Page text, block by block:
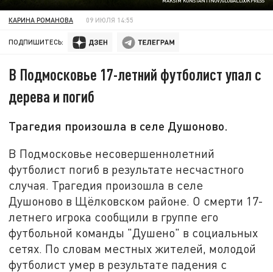
КАРИНА РОМАНОВА 09 ИЮЛЯ 14:55
ПОДПИШИТЕСЬ:
В Подмосковье 17-летний футболист упал с
дерева и погиб
Трагедия произошла в селе Душоново.
В Подмосковье несовершеннолетний
футболист погиб в результате несчастного
случая. Трагедия произошла в селе
Душоново в Щёлковском районе. О смерти 17-
летнего игрока сообщили в группе его
футбольной команды "Душено" в социальных
сетях. По словам местных жителей, молодой
футболист умер в результате падения с